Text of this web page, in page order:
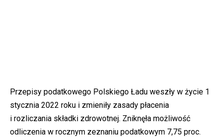
Przepisy podatkowego Polskiego Ładu weszły w życie 1
stycznia 2022 roku i zmieniły zasady płacenia
i rozliczania składki zdrowotnej. Zniknęła możliwość
odliczenia w rocznym zeznaniu podatkowym 7,75 proc.